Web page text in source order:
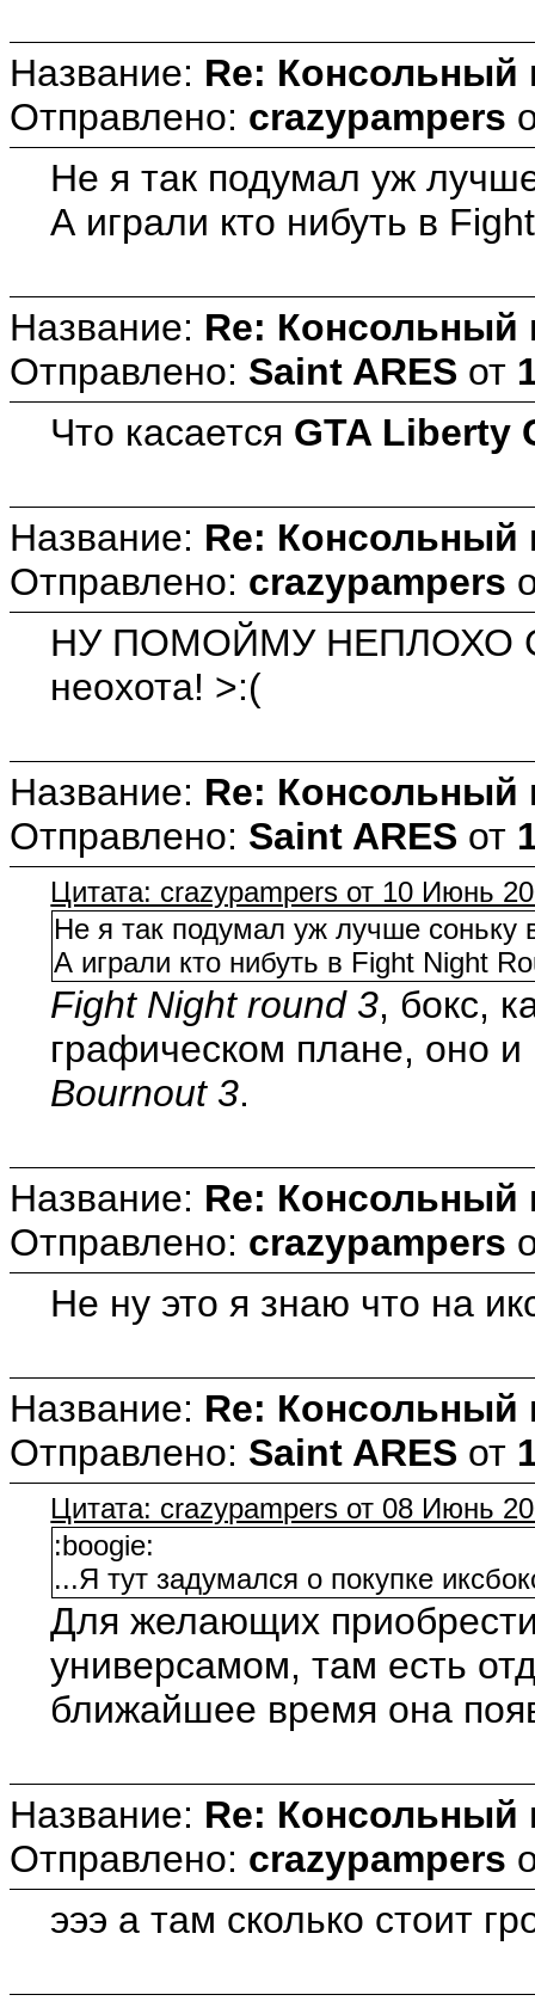
Название: Re: Консольный
Отправлено: crazypampers
Не я так подумал уж
А играли кто нибуть в
Название: Re: Консольный
Отправлено: Saint ARES от
Что касается GTA Liberty
Название: Re: Консольный
Отправлено: crazypampers
НУ ПОМОЙМУ НЕПЛОХО
неохота! >:(
Название: Re: Консольный
Отправлено: Saint ARES от
Цитата: crazypampers от 10 Июнь
Не я так подумал уж лучше соньку
А играли кто нибуть в Fight Night
Fight Night round 3, бокс,
графическом плане, оно
Bournout 3.
Название: Re: Консольный
Отправлено: crazypampers
Не ну это я знаю что на
Название: Re: Консольный
Отправлено: Saint ARES от
Цитата: crazypampers от 08 Июнь
:boogie:
...Я тут задумался о покупке
Для желающих приобрести
универсамом, там есть
ближайшее время она
Название: Re: Консольный
Отправлено: crazypampers
эээ а там сколько стоит